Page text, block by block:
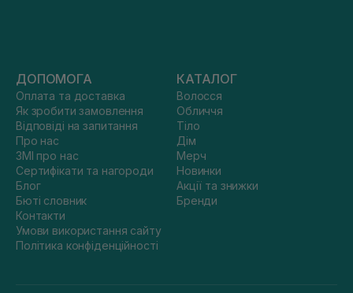
ДОПОМОГА
Оплата та доставка
Як зробити замовлення
Відповіді на запитання
Про нас
ЗМІ про нас
Сертифікати та нагороди
Блог
Бюті словник
Контакти
Умови використання сайту
Політика конфіденційності
КАТАЛОГ
Волосся
Обличчя
Тіло
Дім
Мерч
Новинки
Акції та знижки
Бренди